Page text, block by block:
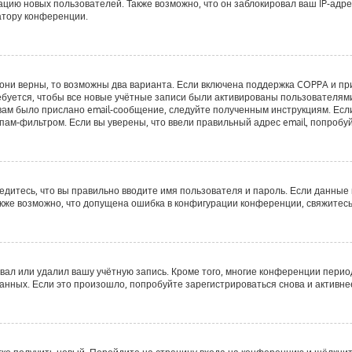
новых пользователей. Также возможно, что он заблокировал ваш IP-
конференции.
верны, то возможны два варианта. Если включена поддержка COPPA и
чтобы все новые учётные записи были активированы
было прислано email-сообщение, следуйте полученным инструкциям.
фильтром. Если вы уверены, что ввели правильный адрес email,
что вы правильно вводите имя пользователя и пароль. Если
возможно, что допущена ошибка в конфигурации конференции,
или удалил вашу учётную запись. Кроме того, многие конференции
Если это произошло, попробуйте зарегистрироваться снова и активнее